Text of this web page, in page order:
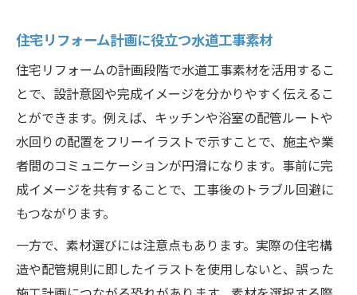
住宅リフォーム計画に役立つ水道工事素材
住宅リフォームの計画段階で水道工事素材を活用するこ
とで、設計意図や完成イメージを分かりやすく伝えるこ
とができます。例えば、キッチンや浴室の配管ルートや
水回りの配置をフリーイラストで示すことで、施主や業
者間のコミュニケーションが円滑になります。事前に完
成イメージを共有することで、工事後のトラブル回避に
もつながります。
一方で、素材選びには注意点もあります。実際の住宅構
造や配管規則に即したイラストを使用しないと、誤った